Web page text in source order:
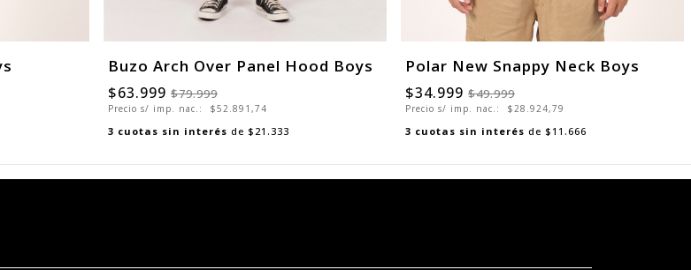
Buzo Arch Over Panel Hood Boys
$63.999 $79.999
Precio s/ imp. nac.: $52.891,74
3 cuotas sin interés de $21.333
Polar New Snappy Neck Boys
$34.999 $49.999
Precio s/ imp. nac.: $28.924,79
3 cuotas sin interés de $11.666